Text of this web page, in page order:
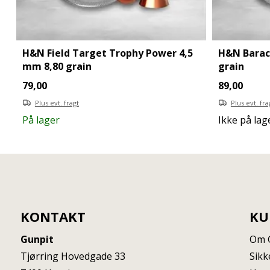
H&N Field Target Trophy Power 4,5
mm 8,80 grain
79,00
Plus evt. fragt
På lager
H&N
grain
89,00
Plus evt.
Ikke på
KONTAKT
Gunpit
Tjørring Hovedgade 33
Om